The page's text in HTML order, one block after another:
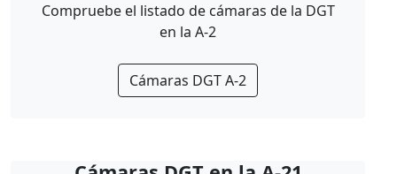
Compruebe el listado de cámaras de la DGT
en la A-2
Cámaras DGT A-2